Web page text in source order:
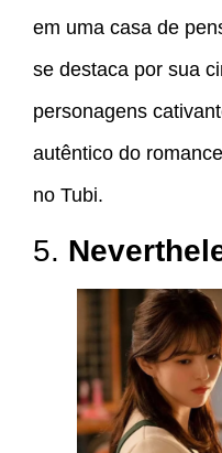
em uma casa de
se destaca por sua
personagens
autêntico do
no Tubi.
5.